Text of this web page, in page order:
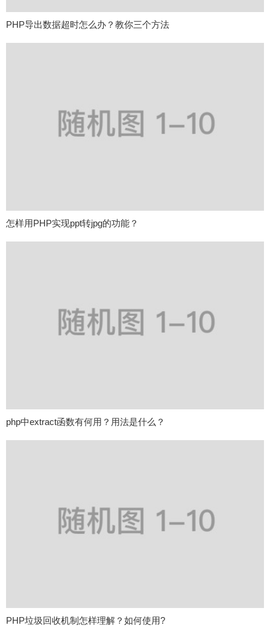
PHP导出数据超时怎么办？教你三个方法
怎样用PHP实现ppt转jpg的功能？
php中extract函数有何用？用法是什么？
PHP垃圾回收机制怎样理解？如何使用?